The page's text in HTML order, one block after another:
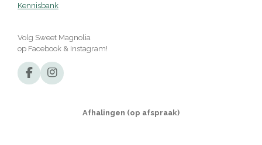
Kennisbank
Volg Sweet Magnolia
op Facebook & Instagram!
F
a
I
n
Afhalingen (op afspraak)